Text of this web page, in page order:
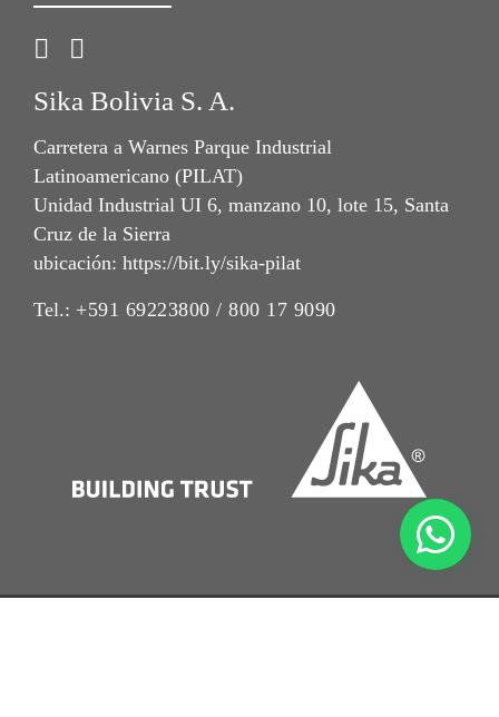
Sika Bolivia S. A.
Carretera a Warnes Parque Industrial
Latinoamericano (PILAT)
Unidad Industrial UI 6, manzano 10, lote 15, Santa
Cruz de la Sierra
ubicación: https://bit.ly/sika-pilat
Tel.: +591 69223800 / 800 17 9090